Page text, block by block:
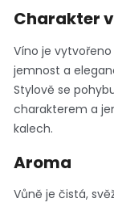
Charakter
Víno je
jemnost a
Stylově se
charakterem a
kalech.
Aroma
Vůně je čistá,